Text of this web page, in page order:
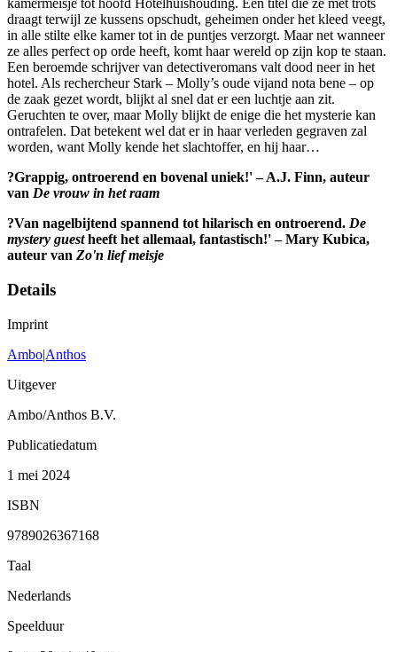
kamermeisje tot hoofd Hotelhuishouding. Een titel die ze met trots
draagt terwijl ze kussens opschudt, geheimen onder het kleed veegt,
in alle stilte elke kamer tot in de puntjes verzorgt. Maar net wanneer
ze alles perfect op orde heeft, komt haar wereld op zijn kop te staan.
Een beroemde schrijver van detectiveromans valt dood neer in het
hotel. Als rechercheur Stark – Molly’s oude vijand nota bene – op
de zaak gezet wordt, blijkt al snel dat er een luchtje aan zit.
Geruchten te over, maar Molly blijkt de enige die het mysterie kan
ontrafelen. Dat betekent wel dat er in haar verleden gegraven zal
worden, want Molly kende het slachtoffer, en hij haar…
?Grappig, ontroerend en bovenal uniek!' – A.J. Finn, auteur
van De vrouw in het raam
?Van nagelbijtend spannend tot hilarisch en ontroerend. De
mystery guestheeft het allemaal, fantastisch!' – Mary Kubica,
auteur van Zo'n lief meisje
Details
Imprint
Ambo|Anthos
Uitgever
Ambo/Anthos B.V.
Publicatiedatum
1 mei 2024
ISBN
9789026367168
Taal
Nederlands
Speelduur